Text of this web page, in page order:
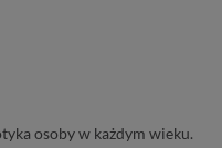
osoby w każdym wieku.